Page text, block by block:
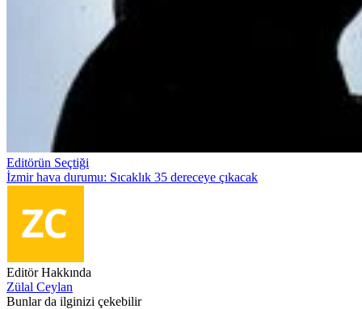
Editörün Seçtiği
İzmir hava durumu: Sıcaklık 35 dereceye çıkacak
Editör Hakkında
Zülal Ceylan
Bunlar da ilginizi çekebilir